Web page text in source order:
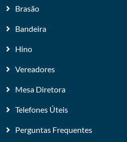
Brasão
Bandeira
Hino
Vereadores
Mesa Diretora
Telefones Úteis
Perguntas Frequentes